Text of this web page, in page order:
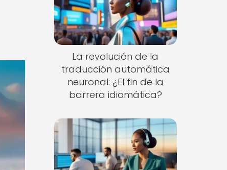
La revolución de la
traducción automática
neuronal: ¿El fin de la
barrera idiomática?